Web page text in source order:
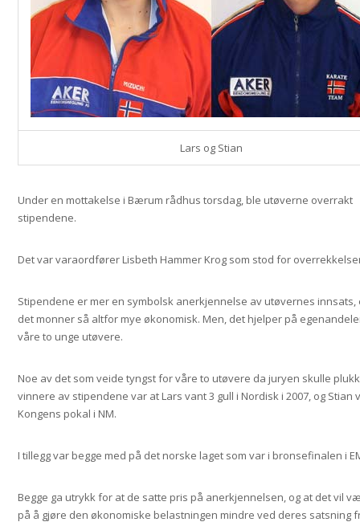
Lars og Stian
Under en mottakelse i Bærum rådhus torsdag, ble utøverne overrakt
stipendene.
Det var varaordfører Lisbeth Hammer Krog som stod for
Stipendene er mer en symbolsk anerkjennelse av utøvernes innsats,
det monner så altfor mye økonomisk. Men, det hjelper på
våre to unge utøvere.
Noe av det som veide tyngst for våre to utøvere da juryen skulle
vinnere av stipendene var at Lars vant 3 gull i Nordisk i 2007, og Stian
Kongens pokal i NM.
I tillegg var begge med på det norske laget som var i bronsefinalen i
Begge ga utrykk for at de satte pris på anerkjennelsen, og at det vil
på å gjøre den økonomiske belastningen mindre ved deres satsning